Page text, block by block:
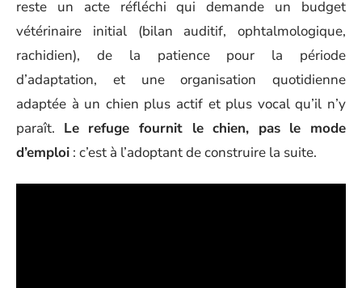
reste un acte réfléchi qui demande un budget
vétérinaire initial (bilan auditif, ophtalmologique,
rachidien), de la patience pour la période
d’adaptation, et une organisation quotidienne
adaptée à un chien plus actif et plus vocal qu’il n’y
paraît. Le refuge fournit le chien, pas le mode
d’emploi : c’est à l’adoptant de construire la suite.